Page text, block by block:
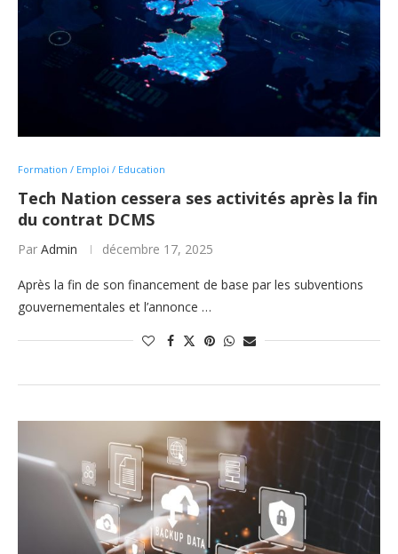
Formation / Emploi / Education
Tech Nation cessera ses activités après la fin
du contrat DCMS
Par Admin décembre 17, 2025
Après la fin de son financement de base par les subventions
gouvernementales et l’annonce …